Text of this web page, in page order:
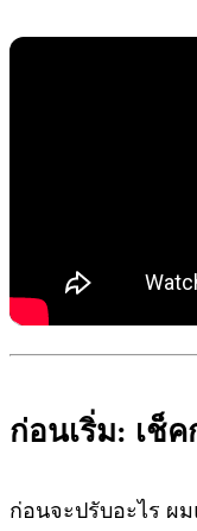
ก่อนเริ่ม: เช็
ก่อนจะปรับอะไร ผ